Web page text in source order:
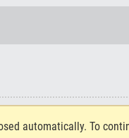
automatically. To